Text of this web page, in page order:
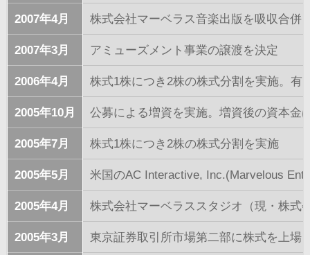
2007年4月 株式会社マーベラス音楽出版を吸収合併
2007年3月 アミューズメント事業の譲渡を決定
2006年4月 株式1株につき2株の株式分割を実施。
2005年10月 公募による増資を実施。増資後の資本金
2005年7月 株式1株につき2株の株式分割を実施
2005年5月 米国のAC Interactive, Inc.(Marvelous
2005年4月 株式会社マーベラススタジオ（現・株式
2005年3月 東京証券取引所市場第二部に株式を上場